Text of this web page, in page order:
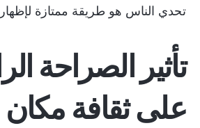
تحدي الناس هو طريقة ممتازة
تأثير الصراحة
على ثقافة مكان